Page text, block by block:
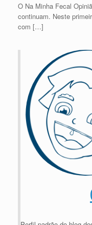
O Na Minha Fecal
continuam. Neste
com […]